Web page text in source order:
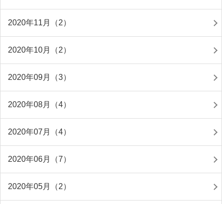
2020年11月（2）
2020年10月（2）
2020年09月（3）
2020年08月（4）
2020年07月（4）
2020年06月（7）
2020年05月（2）